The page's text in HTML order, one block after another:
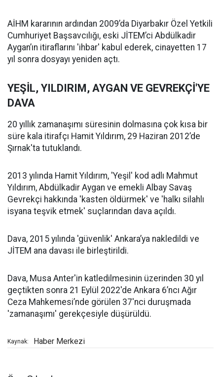
AİHM kararının ardından 2009’da Diyarbakır Özel Yetkili
Cumhuriyet Başsavcılığı, eski JİTEM’ci Abdülkadir
Aygan’ın itiraflarını 'ihbar' kabul ederek, cinayetten 17
yıl sonra dosyayı yeniden açtı.
YEŞİL, YILDIRIM, AYGAN VE GEVREKÇİ'YE
DAVA
20 yıllık zamanaşımı süresinin dolmasına çok kısa bir
süre kala itirafçı Hamit Yıldırım, 29 Haziran 2012’de
Şırnak'ta tutuklandı.
2013 yılında Hamit Yıldırım, 'Yeşil' kod adlı Mahmut
Yıldırım, Abdülkadir Aygan ve emekli Albay Savaş
Gevrekçi hakkında 'kasten öldürmek' ve 'halkı silahlı
isyana teşvik etmek' suçlarından dava açıldı.
Dava, 2015 yılında 'güvenlik' Ankara’ya nakledildi ve
JİTEM ana davası ile birleştirildi.
Dava, Musa Anter'in katledilmesinin üzerinden 30 yıl
geçtikten sonra 21 Eylül 2022'de Ankara 6’ncı Ağır
Ceza Mahkemesi’nde görülen 37'nci duruşmada
'zamanaşımı' gerekçesiyle düşürüldü.
Kaynak: Haber Merkezi